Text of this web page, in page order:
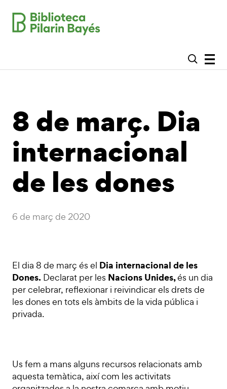
8 de març. Dia
internacional
de les dones
6 de març de 2020
El dia 8 de març és el Dia internacional de les
Dones. Declarat per les Nacions Unides,és un dia
per celebrar, reflexionar i reivindicar els drets de
les dones en tots els àmbits de la vida pública i
privada.
Us fem a mans alguns recursos relacionats amb
aquesta temàtica, així com les activitats